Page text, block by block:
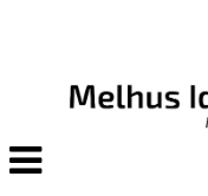
Veksle
navigasjon